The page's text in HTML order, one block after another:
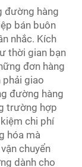
đường hàng
bán buôn
nhắc. Kích
thời gian bạn
đơn hàng
phải giao
đường hàng
trường hợp
chi phí
hóa mà
chuyển
dành cho